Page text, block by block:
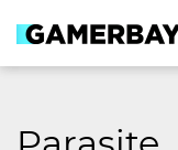
content